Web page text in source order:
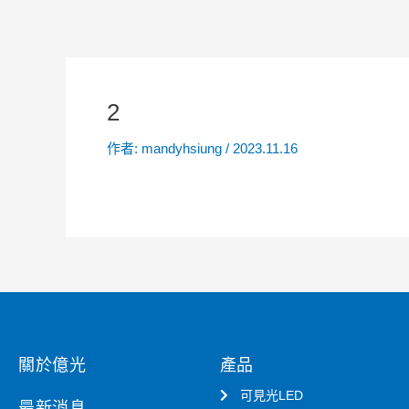
2
作者: mandyhsiung / 2023.11.16
關於億光 產品
可見光LED